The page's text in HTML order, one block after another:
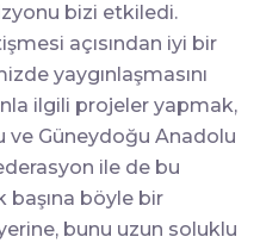
bizi etkiledi.
açısından iyi bir
yaygınlaşmasını
ilgili projeler yapmak,
Güneydoğu Anadolu
ile de bu
başına böyle bir
bunu uzun soluklu